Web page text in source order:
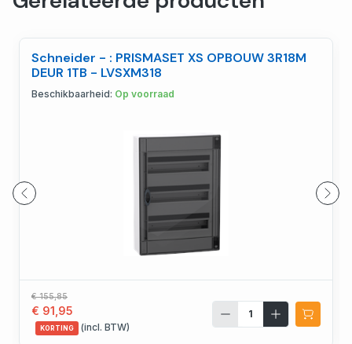
Schneider - : PRISMASET XS OPBOUW 3R18M
DEUR 1TB - LVSXM318
Beschikbaarheid: Op voorraad
€ 155,85
€ 91,95
KORTING (incl. BTW)